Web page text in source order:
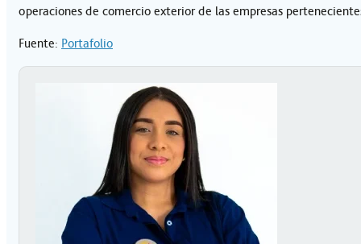
operaciones de comercio exterior de las empresas
Fuente: Portafolio